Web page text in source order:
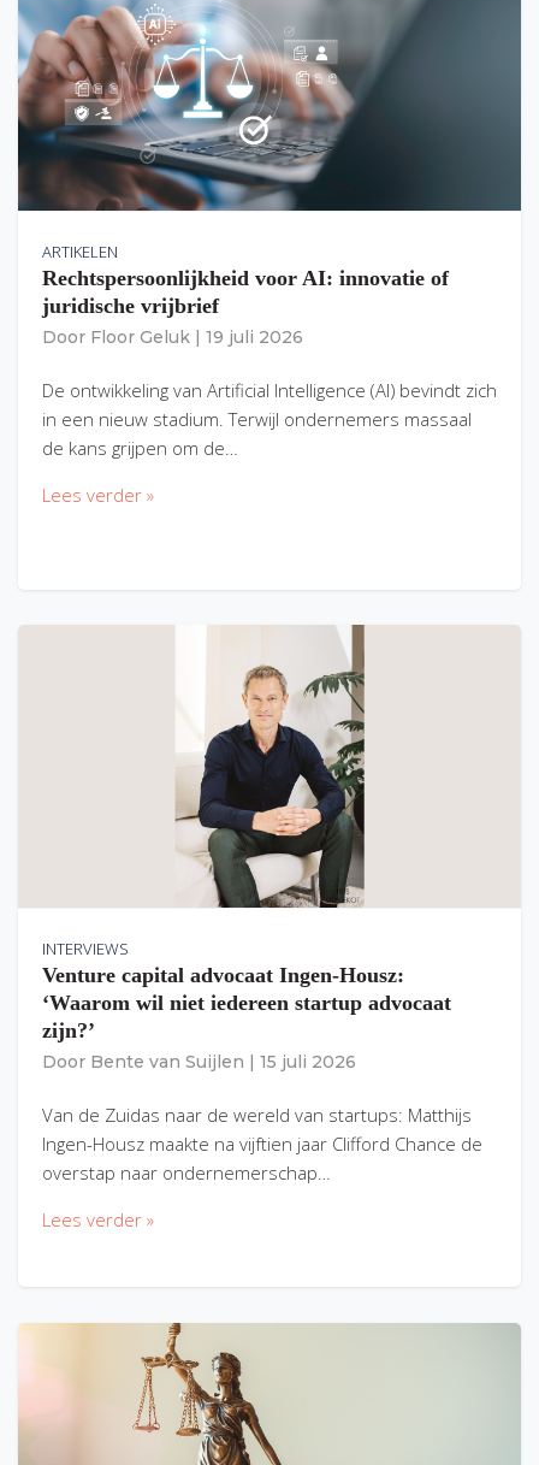
ARTIKELEN
Rechtspersoonlijkheid voor AI: innovatie of
juridische vrijbrief
Door Floor Geluk 19 juli 2026
De ontwikkeling van Artificial Intelligence (AI) bevindt zich
in een nieuw stadium. Terwijl ondernemers massaal
de kans grijpen om de…
Lees verder »
INTERVIEWS
Venture capital advocaat Ingen-Housz:
‘Waarom wil niet iedereen startup advocaat
zijn?’
Door Bente van Suijlen 15 juli 2026
Van de Zuidas naar de wereld van startups: Matthijs
Ingen-Housz maakte na vijftien jaar Clifford Chance de
overstap naar ondernemerschap…
Lees verder »